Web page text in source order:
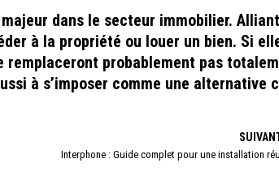
dans le secteur immobilier.
à la propriété ou louer un bien. Si
probablement pas
à s’imposer comme une alternative
Interphone : Guide complet pour une installation